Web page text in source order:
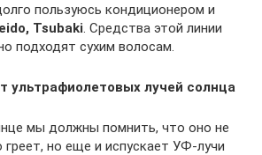
пользуюсь кондиционером и
Tsubaki . Средства этой линии
подходят сухим волосам.
ультрафиолетовых лучей солнца
мы должны помнить, что оно не
греет, но еще и испускает УФ-лучи